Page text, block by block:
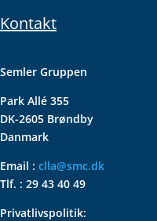
Kontakt
Semler Gruppen
Park Allé 355
DK-2605 Brøndby
Danmark
Email : clla@smc.dk
Tlf. : 29 43 40 49
Privatlivspolitik: